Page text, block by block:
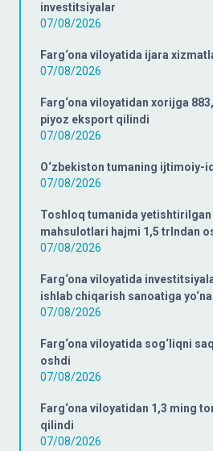
investitsiyalar
07/08/2026
Farg‘ona viloyatida ijara
07/08/2026
Farg‘ona viloyatidan xorijga
piyoz eksport qilindi
07/08/2026
O‘zbekiston tumaning ijtimoiy-
07/08/2026
Toshloq tumanida yetishtirilgan
mahsulotlari hajmi 1,5 trlndan
07/08/2026
Farg‘ona viloyatida
ishlab chiqarish sanoatiga
07/08/2026
Farg‘ona viloyatida sog‘liqni
oshdi
07/08/2026
Farg‘ona viloyatidan 1,3 ming
qilindi
07/08/2026